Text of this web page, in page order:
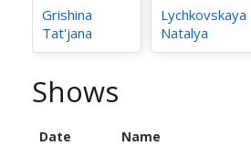
Grishina
Tat'jana
Lychkovskaya
Natalya
Shows
Date Name